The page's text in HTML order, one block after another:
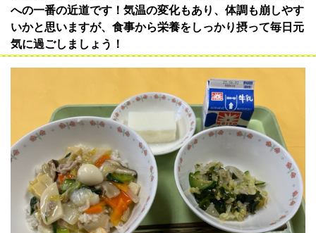
への一番の近道です！気温の変化もあり、体調も崩しやす
いかと思いますが、食事から栄養をしっかり摂って毎日元
気に過ごしましょう！